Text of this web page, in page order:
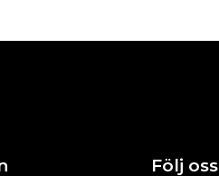
Följ oss